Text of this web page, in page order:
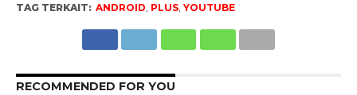
TAG TERKAIT: ANDROID PLUS, YOUTUBE
RECOMMENDED FOR YOU